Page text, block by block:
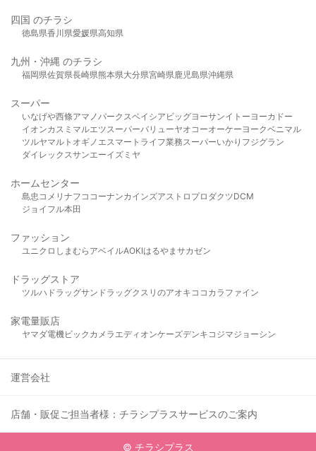
四国 のチラシ
徳島県香川県愛媛県高知県
九州・沖縄 のチラシ
福岡県佐賀県長崎県熊本県大分県宮崎県 鹿児島県沖縄県
スーパー
いなげや西條アマノパークスベイシア ビッグヨーサンイトーヨーカドー
イオンカスミ マルエツ スーパーバリューヤオコーオーケー ヨークベニマル
ツルヤマルト オギノ エスマート ライフ業務スーパーいかり フジグラン
ダイレックスサンエーイズミヤ
ホームセンター
島忠 コメリ ナフコ コーナンカインズアストロプロダクツDCM
ジョイフル本田
ファッション
ユニクロ しまむら アベイルAOKIはるやま サカゼン
ドラッグストア
ツルハドラッグサンドラッグクスリのアオキ ココカラファイン
家電量販店
ヤマダ電機ビックカメラ エディオンケーズデンキ コジマジョーシン
運営会社
店舗・販促ご担当者様：チラシプラスサービスのご案内
© チラシプラス